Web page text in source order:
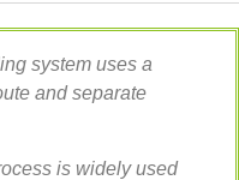
system uses a
and separate
is widely used